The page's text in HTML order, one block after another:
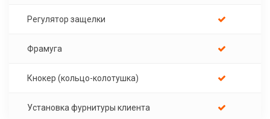
Регулятор защелки
Фрамуга
Кнокер (кольцо-колотушка)
Установка фурнитуры клиента